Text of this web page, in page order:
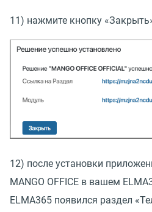
11) нажмите кнопку «
12) после установки
MANGO OFFICE в вашем
ELMA365 появился раздел «